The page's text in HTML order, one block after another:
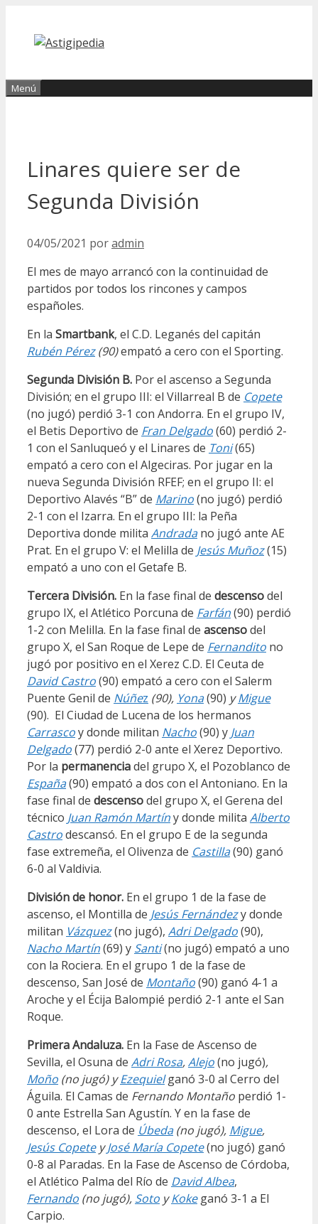
contenido
Menú
Linares quiere ser de
Segunda División
04/05/2021 poradmin
El mes de mayo arrancó con la continuidad de
partidos por todos los rincones y campos
españoles.
En la Smartbank, el C.D. Leganés del capitán
Rubén Pérez(90)empató a cero con el Sporting.
Segunda División B. Por el ascenso a Segunda
División; en el grupo III: el Villarreal B de Copete
(no jugó) perdió 3-1 con Andorra. En el grupo IV,
el Betis Deportivo de Fran Delgado(60) perdió 2-
1 con el Sanluqueó y el Linares de Toni(65)
empató a cero con el Algeciras. Por jugar en la
nueva Segunda División RFEF; en el grupo II: el
Deportivo Alavés “B” de Marino(no jugó) perdió
2-1 con el Izarra. En el grupo III: la Peña
Deportiva donde milita Andradano jugó ante AE
Prat. En el grupo V: el Melilla de Jesús Muñoz(15)
empató a uno con el Getafe B.
Tercera División. En la fase final de descensodel
grupo IX, el Atlético Porcuna de Farfán(90) perdió
1-2 con Melilla. En la fase final de ascensodel
grupo X, el San Roque de Lepe de Fernandito no
jugó por positivo en el Xerez C.D. El Ceuta de
David Castro(90) empató a cero con el Salerm
Puente Genil de Núñez (90), Yona(90) yMigue
(90). El Ciudad de Lucena de los hermanos
Carrascoy donde militan Nacho(90) y Juan
Delgado(77) perdió 2-0 ante el Xerez Deportivo.
Por la permanenciadel grupo X, el Pozoblanco de
España(90) empató a dos con el Antoniano. En la
fase final de descensodel grupo X, el Gerena del
técnico Juan Ramón Martíny donde milita Alberto
Castrodescansó. En el grupo E de la segunda
fase extremeña, el Olivenza de Castilla(90) ganó
6-0 al Valdivia.
División de honor. En el grupo 1 de la fase de
ascenso, el Montilla de Jesús Fernándezy donde
militan Vázquez(no jugó), Adri Delgado(90),
Nacho Martín(69) y Santi(no jugó) empató a uno
con la Rociera. En el grupo 1 de la fase de
descenso, San José de Montaño(90) ganó 4-1 a
Aroche y el Écija Balompié perdió 2-1 ante el San
Roque.
Primera Andaluza. En la Fase de Ascenso de
Sevilla, el Osuna de Adri Rosa,Alejo(no jugó),
Moño (no jugó) yEzequielganó 3-0 al Cerro del
Águila. El Camas de Fernando Montaño perdió 1-
0 ante Estrella San Agustín. Y en la fase de
descenso, el Lora de Úbeda(no jugó), Migue,
Jesús CopeteyJosé María Copete(no jugó) ganó
0-8 al Paradas. En la Fase de Ascenso de Córdoba,
el Atlético Palma del Río de David Albea,
Fernando (no jugó), Soto yKokeganó 3-1 a El
Carpio.